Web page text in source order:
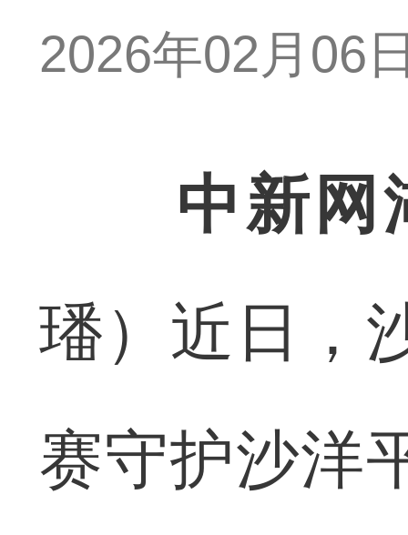
2026年02月06
中新网
璠）近日，
赛守护沙洋